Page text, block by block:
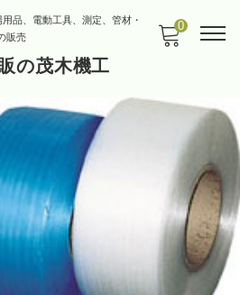
品、電動工具、測定、管材・
販売
の茂木機工
0